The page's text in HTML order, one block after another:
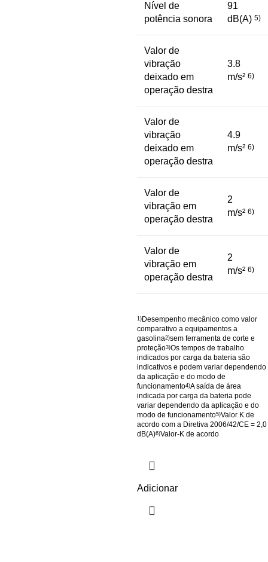
Nível de
potência sonora
91
dB(A) 5)
Valor de
vibração
deixado em
operação destra
3.8
m/s² 6)
Valor de
vibração
deixado em
operação destra
4.9
m/s² 6)
Valor de
vibração em
operação destra
2
m/s² 6)
Valor de
vibração em
operação destra
2
m/s² 6)
1) Desempenho mecânico como valor
comparativo a equipamentos a
gasolina2)sem ferramenta de corte e
proteção3)Os tempos de trabalho
indicados por carga da bateria são
indicativos e podem variar dependendo
da aplicação e do modo de
funcionamento4)A saída de área
indicada por carga da bateria pode
variar dependendo da aplicação e do
modo de funcionamento5)Valor K de
acordo com a Diretiva 2006/42/CE = 2,0
dB(A)6)Valor-K de acordo
Adicionar